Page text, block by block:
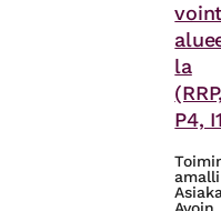
la
(RRP,
P4,
amalli